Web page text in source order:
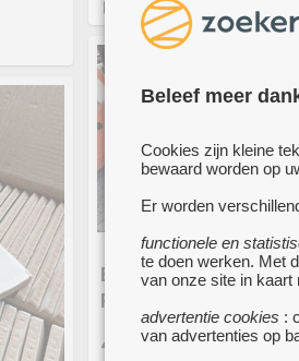
Beleef meer
Cookies zijn kleine
bewaard worden op
Er worden
functionele en
te doen werken. Met
van onze site in kaart
advertentie cookies :
van advertenties op
BLOKJE VOOR ONDER
PAAL
40 € NIJLEN• De